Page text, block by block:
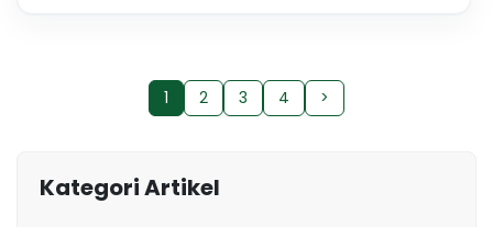
1 2 3 4 >
Kategori Artikel